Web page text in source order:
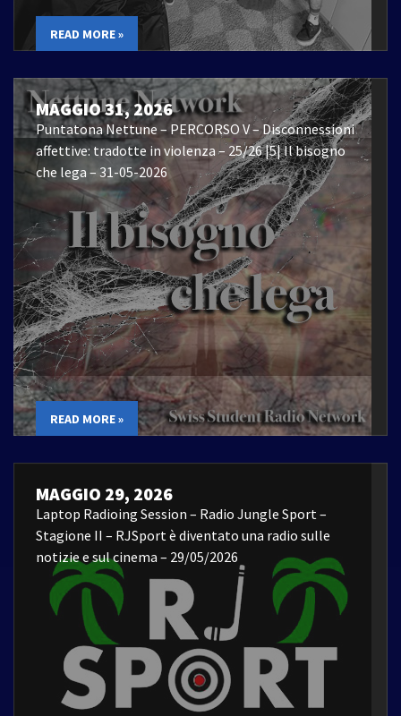
READ MORE »
MAGGIO 31, 2026
Puntatona Nettune – PERCORSO V – Disconnessioni
affettive: tradotte in violenza – 25/26 |5| Il bisogno
che lega – 31-05-2026
READ MORE »
MAGGIO 29, 2026
Laptop Radioing Session – Radio Jungle Sport –
Stagione II – RJSport è diventato una radio sulle
notizie e sul cinema – 29/05/2026